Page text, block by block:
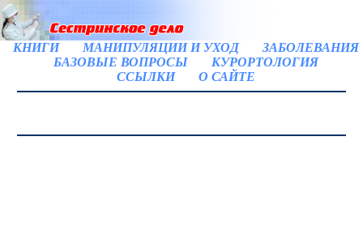
КНИГИ МАНИПУЛЯЦИИ И УХОД
ЗАБОЛЕВАНИЯ
БАЗОВЫЕ ВОПРОСЫ
КУРОРТОЛОГИЯ
ССЫЛКИ
О САЙТЕ